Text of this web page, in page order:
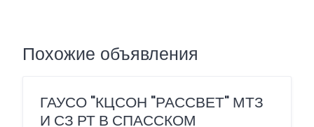
Похожие объявления
ГАУСО "КЦСОН "РАССВЕТ" МТЗ
И СЗ РТ В СПАССКОМ